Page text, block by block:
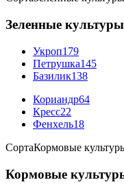
Зеленные культуры
Укроп179
Петрушка145
Базилик138
Кориандр64
Кресс22
Фенхель18
СортаКормовые
Кормовые